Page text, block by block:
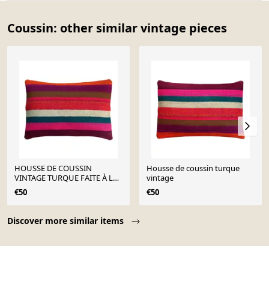
Coussin: other similar vintage pieces
Discover more similar items
HOUSSE DE COUSSIN
VINTAGE TURQUE FAITE À LA
MAIN, 30 X 50 CM
€50
Housse de coussin turque
vintage
€50